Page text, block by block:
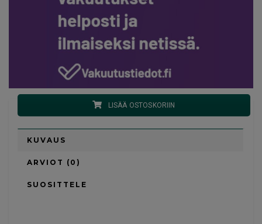
LISÄÄ OSTOSKORIIN
KUVAUS
ARVIOT (0)
SUOSITTELE